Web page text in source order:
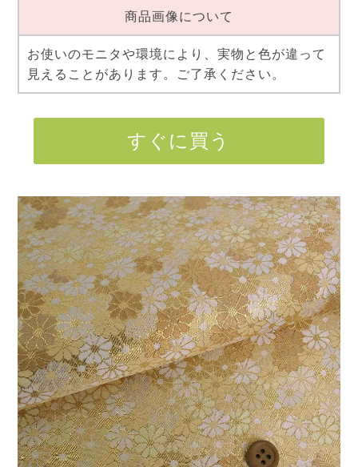
商品画像について
お使いのモニタや環境により、実物と色が違って
見えることがあります。ご了承ください。
すぐに買う